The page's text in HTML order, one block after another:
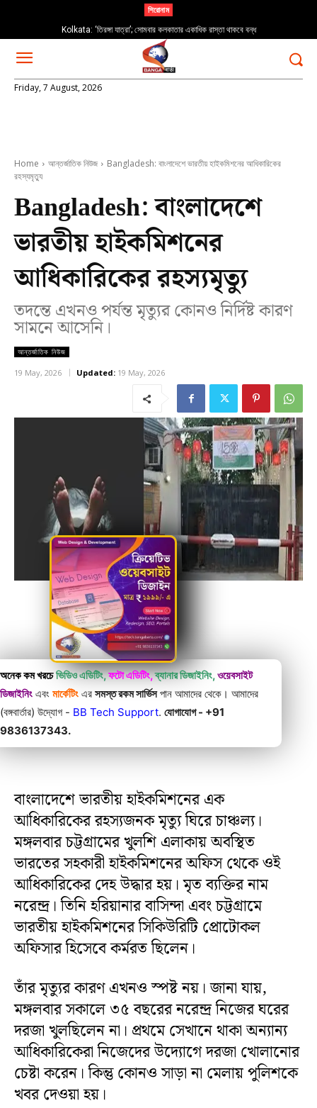
শিরোনাম
Kolkata: ‘তিরঙ্গা যাত্রা’; সোমবার কলকাতার একাধিক রাস্তা থাকবে বন্ধ
Friday, 7 August, 2026
Home আন্তর্জাতিক নিউজ
Bangladesh: বাংলাদেশে ভারতীয় হাইকমিশনের আধিকারিকের
রহস্যমৃত্যু
Bangladesh: বাংলাদেশে
ভারতীয় হাইকমিশনের
আধিকারিকের রহস্যমৃত্যু
তদন্তে এখনও পর্যন্ত মৃত্যুর কোনও নির্দিষ্ট কারণ
সামনে আসেনি।
আন্তর্জাতিক নিউজ
19 May, 2026 Updated: 19 May, 2026
অনেক কম খরচে ভিডিও এডিটিং,ফটো এডিটিং,ব্যানার ডিজাইনিং,ওয়েবসাইট
ডিজাইনিং এবং মার্কেটিং এর সমস্ত রকম সার্ভিসপান আমাদের থেকে। আমাদের
(বঙ্গবার্তার) উদ্যোগ - BB Tech Support. যোগাযোগ - +91
9836137343.
বাংলাদেশে ভারতীয় হাইকমিশনের এক
আধিকারিকের রহস্যজনক মৃত্যু ঘিরে চাঞ্চল্য।
মঙ্গলবার চট্টগ্রামের খুলশি এলাকায় অবস্থিত
ভারতের সহকারী হাইকমিশনের অফিস থেকে ওই
আধিকারিকের দেহ উদ্ধার হয়। মৃত ব্যক্তির নাম
নরেন্দ্র। তিনি হরিয়ানার বাসিন্দা এবং চট্টগ্রামে
ভারতীয় হাইকমিশনের সিকিউরিটি প্রোটোকল
অফিসার হিসেবে কর্মরত ছিলেন।
তাঁর মৃত্যুর কারণ এখনও স্পষ্ট নয়। জানা যায়,
মঙ্গলবার সকালে ৩৫ বছরের নরেন্দ্র নিজের ঘরের
দরজা খুলছিলেন না। প্রথমে সেখানে থাকা অন্যান্য
আধিকারিকেরা নিজেদের উদ্যোগে দরজা খোলানোর
চেষ্টা করেন। কিন্তু কোনও সাড়া না মেলায় পুলিশকে
খবর দেওয়া হয়।